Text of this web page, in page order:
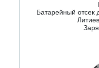
Батарейный